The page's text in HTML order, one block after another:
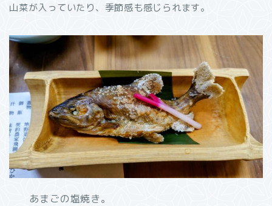
山菜が入っていたり、季節感も感じられます。
あまごの塩焼き。